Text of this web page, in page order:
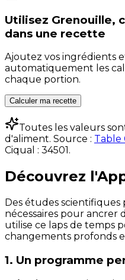
Utilisez Grenouille,
dans une recette
Ajoutez vos ingrédients
automatiquement les
chaque portion.
Calculer ma recette
Toutes les valeurs
d'aliment. Source : Table
Ciqual : 34501 .
Découvrez
Des études
nécessaires pour ancrer
utilise ce laps de temps
changements profonds
1. Un programme